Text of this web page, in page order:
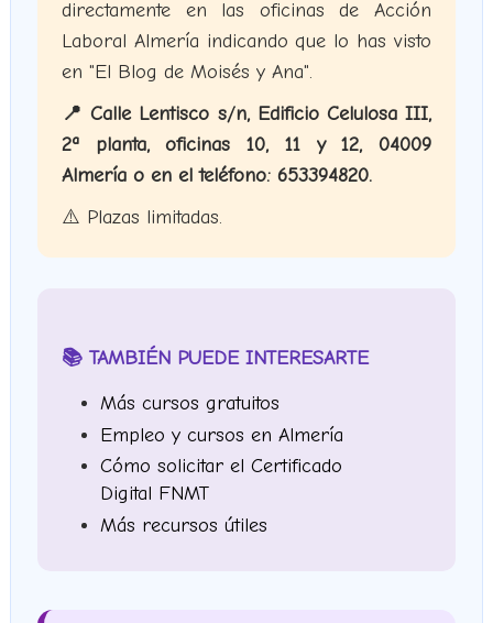
directamente en las oficinas de Acción
Laboral Almería indicando que lo has visto
en "El Blog de Moisés y Ana".
📍 Calle Lentisco s/n, Edificio Celulosa III,
2ª planta, oficinas 10, 11 y 12, 04009
Almería o en el teléfono: 653394820.
⚠️ Plazas limitadas.
📚 TAMBIÉN PUEDE INTERESARTE
Más cursos gratuitos
Empleo y cursos en Almería
Cómo solicitar el Certificado
Digital FNMT
Más recursos útiles